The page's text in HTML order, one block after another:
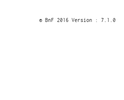
© BnF 2016 Version : 7.1.0